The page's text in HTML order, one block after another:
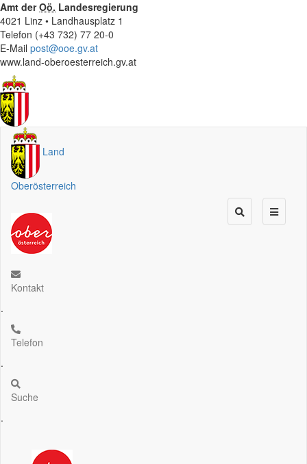
Amt derOö. Landesregierung
4021 Linz • Landhausplatz 1
Telefon (+43 732) 77 20-0
E-Mail post@ooe.gv.at
www.land-oberoesterreich.gv.at
Land
Oberösterreich
Kontakt
.
Telefon
.
Suche
.